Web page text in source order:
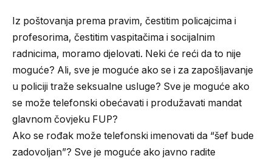
Iz poštovanja prema pravim, čestitim policajcima i
profesorima, čestitim vaspitačima i socijalnim
radnicima, moramo djelovati. Neki će reći da to nije
moguće? Ali, sve je moguće ako se i za zapošljavanje
u policiji traže seksualne usluge? Sve je moguće ako
se može telefonski obećavati i produžavati mandat
glavnom čovjeku FUP?
Ako se rođak može telefonski imenovati da “šef bude
zadovoljan”? Sve je moguće ako javno radite